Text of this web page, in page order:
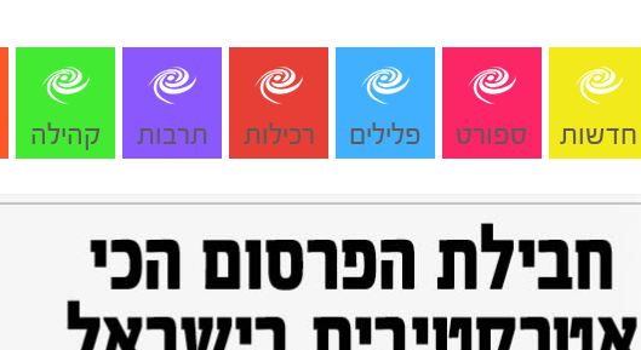
חדשות ספורט פלילים רכילות תרבות קהילה